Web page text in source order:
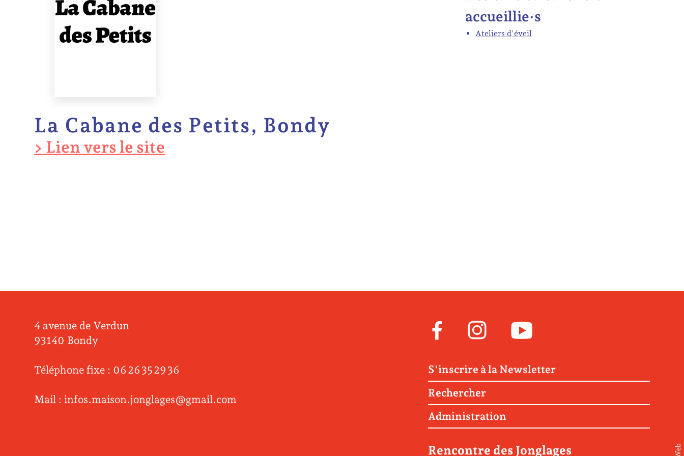
La Cabane des Petits, Bondy
> Lien vers le site
accueillie·s
Ateliers d'éveil
Facebook
Instagram
S'inscrire à la Newsletter
Rechercher
Administration
Rencontre des Jonglages
4 avenue de Verdun
93140 Bondy
Téléphone fixe : 06 26 35 29 36
Mail : infos.maison.jonglages@gmail.com